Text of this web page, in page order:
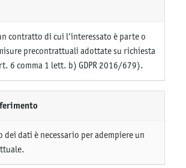
contratto di cui l’interessato è parte o
precontrattuali adottate su richiesta
6 comma 1 lett. b) GDPR 2016/679).
dati è necessario per adempiere un